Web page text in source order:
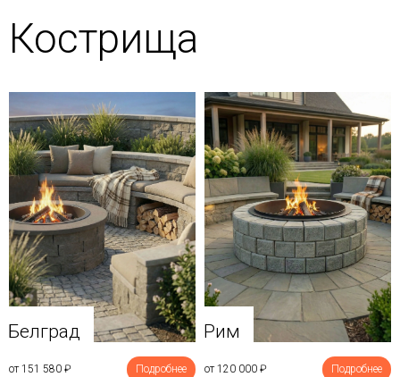
Кострища
Белград
от 151 580 ₽ Подробнее
Рим
от 120 000 ₽ Подробнее